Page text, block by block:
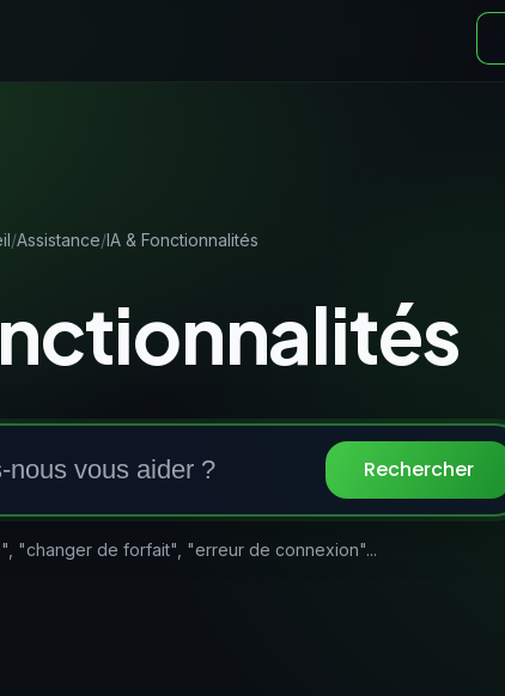
Assistance IA & Fonctionnalités
Comment pouvons-nous vous aider ?
Rechercher
"changer de forfait", "erreur de connexion"...